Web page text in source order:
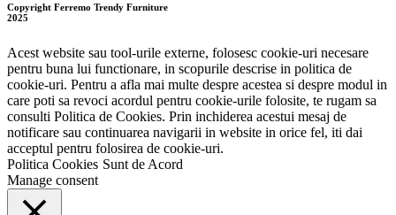
Copyright Ferremo Trendy Furniture
2025
Acest website sau tool-urile externe, folosesc cookie-uri necesare
pentru buna lui functionare, in scopurile descrise in politica de
cookie-uri. Pentru a afla mai multe despre acestea si despre modul in
care poti sa revoci acordul pentru cookie-urile folosite, te rugam sa
consulti Politica de Cookies. Prin inchiderea acestui mesaj de
notificare sau continuarea navigarii in website in orice fel, iti dai
acceptul pentru folosirea de cookie-uri.
Politica Cookies Sunt de Acord
Manage consent